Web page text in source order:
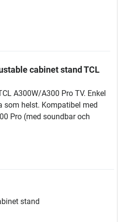
cabinet stand TCL
A300W/A300 Pro TV. Enkel
som helst. Kompatibel med
Pro (med soundbar och
stand